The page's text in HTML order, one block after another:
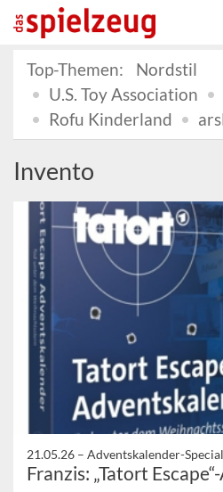
Top-Themen:
Nordstil
U.S. Toy Association
Rofu Kinderland
Invento
21.05.26 – Adventskalender-
Franzis: „Tatort